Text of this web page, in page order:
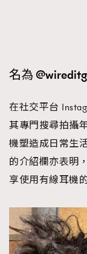
名為
在社交平台
其專門搜尋拍攝
機塑造成日常生
的介紹欄亦表明
享使用有線耳機